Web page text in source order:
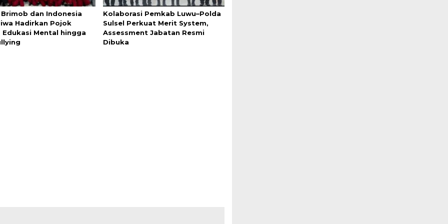
dan Indonesia
Hadirkan Pojok
Edukasi Mental hingga
Kolaborasi Pemkab Luwu–Polda
Sulsel Perkuat Merit System,
Assessment Jabatan Resmi
Dibuka